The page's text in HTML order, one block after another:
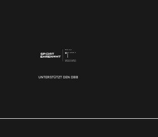
UNTERSTÜTZT DEN DBB